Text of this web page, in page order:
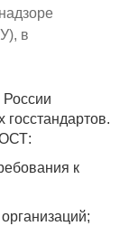
в
к